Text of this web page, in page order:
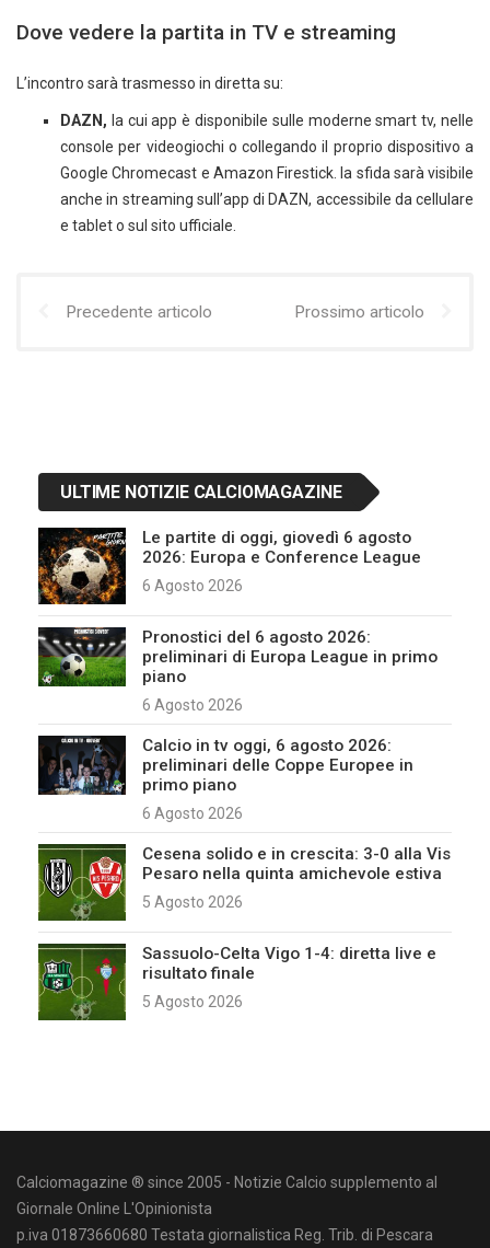
Dove vedere la partita in TV e streaming
L’incontro sarà trasmesso in diretta su:
DAZN, la cui app è disponibile sulle moderne smart tv, nelle
console per videogiochi o collegando il proprio dispositivo a
Google Chromecast e Amazon Firestick. la sfida sarà visibile
anche in streaming sull’app di DAZN, accessibile da cellulare
e tablet o sul sito ufficiale.
Precedente articolo Prossimo articolo
ULTIME NOTIZIE CALCIOMAGAZINE
Le partite di oggi, giovedì 6 agosto
2026: Europa e Conference League
6 Agosto 2026
Pronostici del 6 agosto 2026:
preliminari di Europa League in primo
piano
6 Agosto 2026
Calcio in tv oggi, 6 agosto 2026:
preliminari delle Coppe Europee in
primo piano
6 Agosto 2026
Cesena solido e in crescita: 3-0 alla Vis
Pesaro nella quinta amichevole estiva
5 Agosto 2026
Sassuolo-Celta Vigo 1-4: diretta live e
risultato finale
5 Agosto 2026
Calciomagazine ® since 2005 - Notizie Calcio supplemento al
Giornale Online L'Opinionista
p.iva 01873660680 Testata giornalistica Reg. Trib. di Pescara